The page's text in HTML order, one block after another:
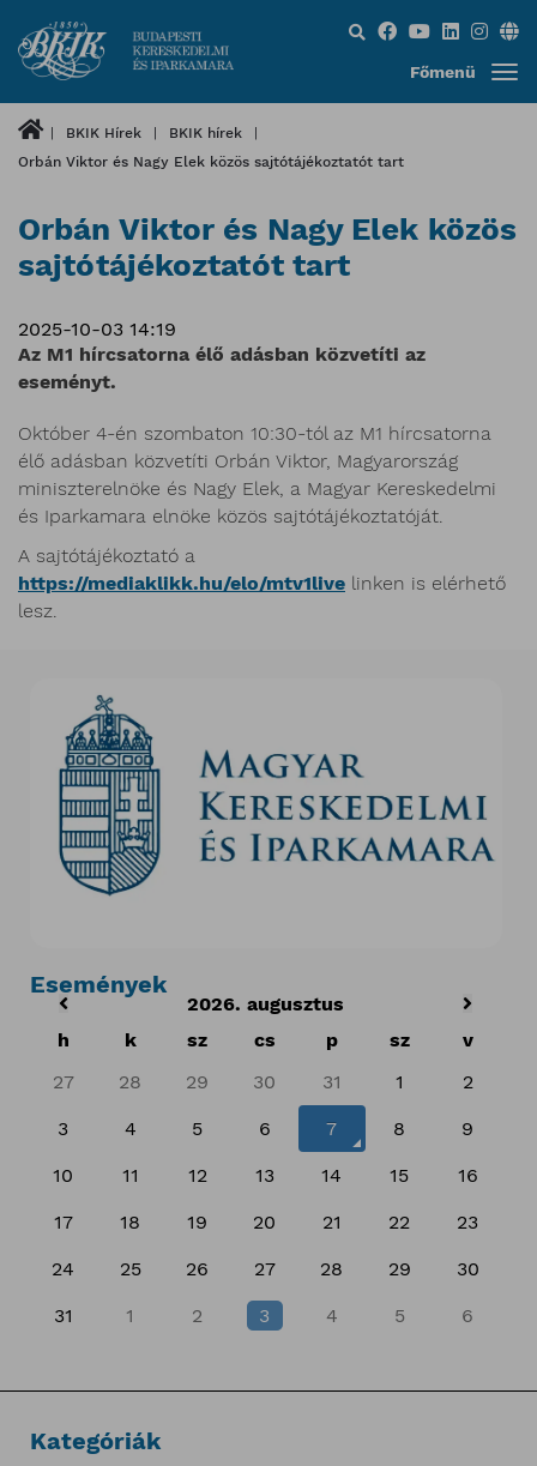
Keresés...
Főmenü
BKIK Hírek
BKIK hírek
Orbán Viktor és Nagy Elek közös sajtótájékoztatót tart
Orbán Viktor és Nagy Elek közös
sajtótájékoztatót tart
2025-10-03 14:19
Az M1 hírcsatorna élő adásban közvetíti az
eseményt.
Október 4-én szombaton 10:30-tól az M1 hírcsatorna
élő adásban közvetíti Orbán Viktor, Magyarország
miniszterelnöke és Nagy Elek, a Magyar Kereskedelmi
és Iparkamara elnöke közös sajtótájékoztatóját.
A sajtótájékoztató a
https://mediaklikk.hu/elo/mtv1live linken is elérhető
lesz.
Események
2026. augusztus
h
k sz cs p sz
v
27
28 29 30 31 1 2
3 4 5 6 7 8 9
10 11 12 13 14 15 16
17 18 19 20 21 22 23
24 25 26 27 28 29 30
31 1 2 3 4 5 6
Kategóriák